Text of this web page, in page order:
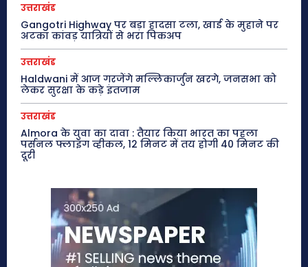
उत्तराखंड
Gangotri Highway पर बड़ा हादसा टला, खाई के मुहाने पर
अटका कांवड़ यात्रियों से भरा पिकअप
उत्तराखंड
Haldwani में आज गरजेंगे मल्लिकार्जुन खरगे, जनसभा को
लेकर सुरक्षा के कड़े इंतजाम
उत्तराखंड
Almora के युवा का दावा : तैयार किया भारत का पहला
पर्सनल फ्लाइंग व्हीकल, 12 मिनट में तय होगी 40 मिनट की
दूरी